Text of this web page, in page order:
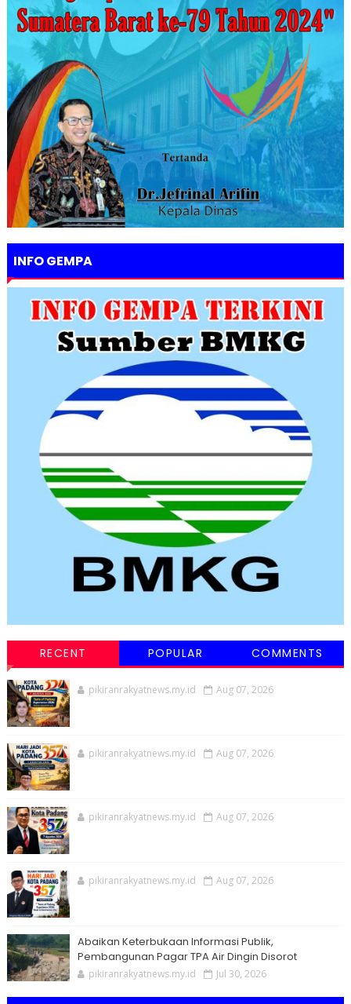
INFO GEMPA
RECENT POPULAR COMMENTS
pikiranrakyatnews.my.id Aug 07, 2026
pikiranrakyatnews.my.id Aug 07, 2026
pikiranrakyatnews.my.id Aug 07, 2026
pikiranrakyatnews.my.id Aug 07, 2026
Abaikan Keterbukaan Informasi Publik,
Pembangunan Pagar TPA Air Dingin Disorot
pikiranrakyatnews.my.id Jul 30, 2026